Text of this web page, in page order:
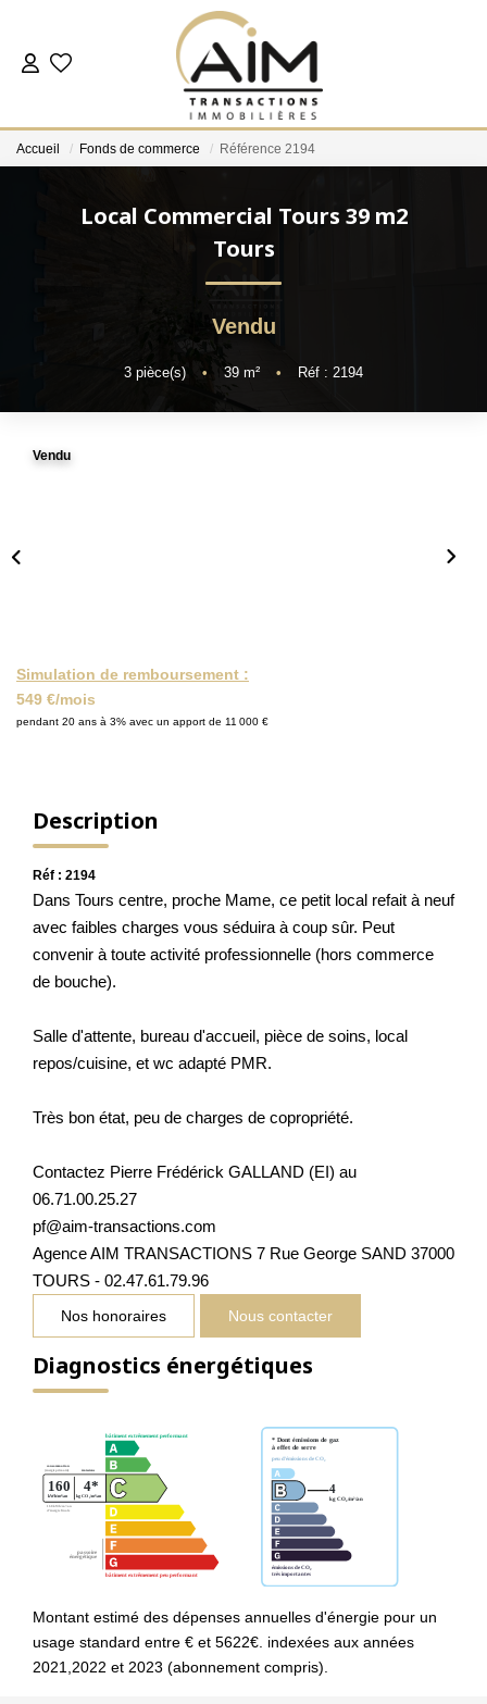
ACHETER
NOS AGENCES
Les Agences
Notre Équipe
Nous Rejoindre
Accueil Fonds de commerce Référence 2194
Local Commercial Tours 39 m2
Tours
Vendu
3 pièce(s) • 39 m² • Réf : 2194
Vendu
Simulation de remboursement :
549 €/mois
pendant 20 ans à 3% avec un apport de 11 000 €
Description
Réf : 2194
Dans Tours centre, proche Mame, ce petit local refait à neuf
avec faibles charges vous séduira à coup sûr. Peut
convenir à toute activité professionnelle (hors commerce
de bouche).
Salle d'attente, bureau d'accueil, pièce de soins, local
repos/cuisine, et wc adapté PMR.
Très bon état, peu de charges de copropriété.
Contactez Pierre Frédérick GALLAND (EI) au
06.71.00.25.27
pf@aim-transactions.com
Agence AIM TRANSACTIONS 7 Rue George SAND 37000
TOURS - 02.47.61.79.96
Nos honoraires Nous contacter
Diagnostics énergétiques
Montant estimé des dépenses annuelles d'énergie pour un
usage standard entre € et 5622€. indexées aux années
2021,2022 et 2023 (abonnement compris).